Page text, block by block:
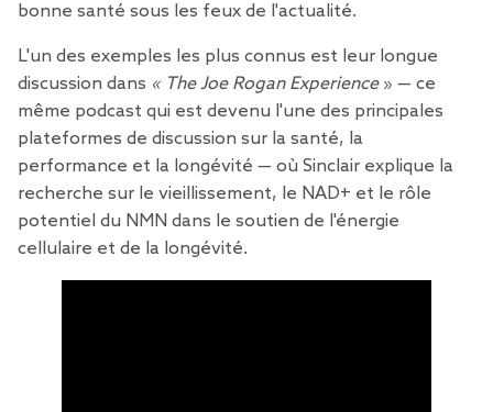
bonne santé sous les feux de l'actualité.
L'un des exemples les plus connus est leur longue
discussion dans « The Joe Rogan Experience» — ce
même podcast qui est devenu l'une des principales
plateformes de discussion sur la santé, la
performance et la longévité — où Sinclair explique la
recherche sur le vieillissement, le NAD+ et le rôle
potentiel du NMN dans le soutien de l'énergie
cellulaire et de la longévité.